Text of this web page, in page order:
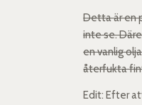
Detta är en
inte se.
en vanlig
återfukta
Edit: Efter